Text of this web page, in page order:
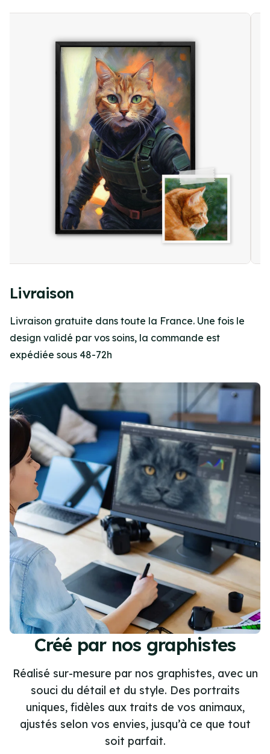
2
of
2
Livraison
Livraison gratuite dans toute la France. Une fois le
design validé par vos soins, la commande est
expédiée sous 48-72h
Créé par nos graphistes
Réalisé sur-mesure par nos graphistes, avec un
souci du détail et du style. Des portraits
uniques, fidèles aux traits de vos animaux,
ajustés selon vos envies, jusqu’à ce que tout
soit parfait.